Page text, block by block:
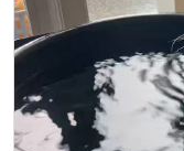
ト
数
数